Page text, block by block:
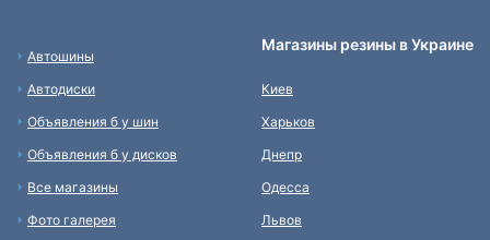
Автошины
Автодиски
Объявления б у шин
Объявления б у дисков
Все магазины
Фото галерея
Магазины резины в Украине
Киев
Харьков
Днепр
Одесса
Львов